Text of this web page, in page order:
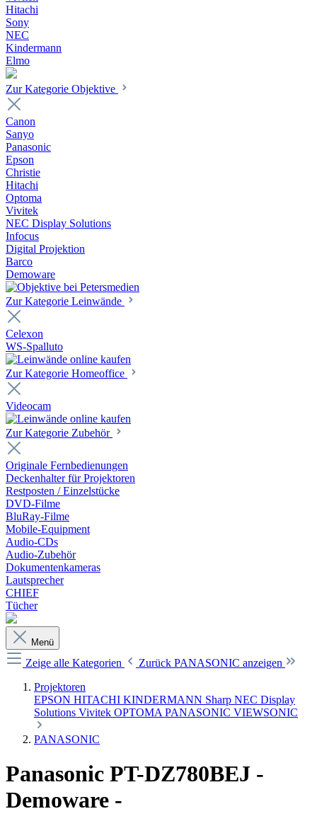
Hitachi
Sony
NEC
Kindermann
Elmo
Zur Kategorie Objektive
Canon
Sanyo
Panasonic
Epson
Christie
Hitachi
Optoma
Vivitek
NEC Display Solutions
Infocus
Digital Projektion
Barco
Demoware
Zur Kategorie Leinwände
Celexon
WS-Spalluto
Zur Kategorie Homeoffice
Videocam
Zur Kategorie Zubehör
Originale Fernbedienungen
Deckenhalter für Projektoren
Restposten / Einzelstücke
DVD-Filme
BluRay-Filme
Mobile-Equipment
Audio-CDs
Audio-Zubehör
Dokumentenkameras
Lautsprecher
CHIEF
Tücher
Menü
Zeige alle Kategorien Zurück PANASONIC anzeigen
Projektoren
EPSON HITACHI KINDERMANN Sharp NEC Display
Solutions Vivitek OPTOMA PANASONIC VIEWSONIC
PANASONIC
Panasonic PT-DZ780BEJ -
Demoware -